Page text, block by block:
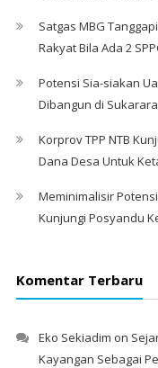
Satgas MBG
Rakyat Bila Ada 2
Potensi Sia-siakan
Dibangun di Sukarara
Korprov TPP NTB
Dana Desa Untuk
Meminimalisir
Kunjungi Posyandu
Komentar Terbaru
Eko Sekiadim on
Kayangan Sebagai